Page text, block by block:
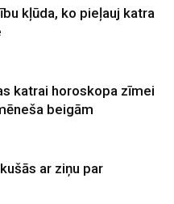
kļūda, ko pieļauj katra
katrai horoskopa zīmei
beigām
ar ziņu par